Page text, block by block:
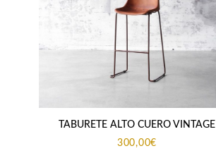
TABURETE ALTO CUERO VINTAGE
300,00€